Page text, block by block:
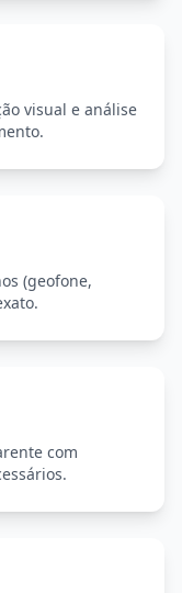
visual e análise
(geofone,
com